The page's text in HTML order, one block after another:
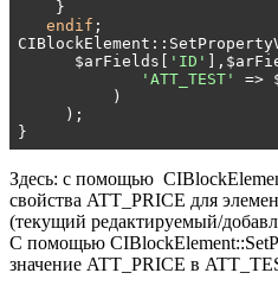
    }
endif ;
      $arFields[
'ID'
'ATT_TEST'
=>
          )
     );
}
Здесь: с помощью
свойства ATT_PRICE для
(текущий редактируемый/
С помощью
значение ATT_PRICE в